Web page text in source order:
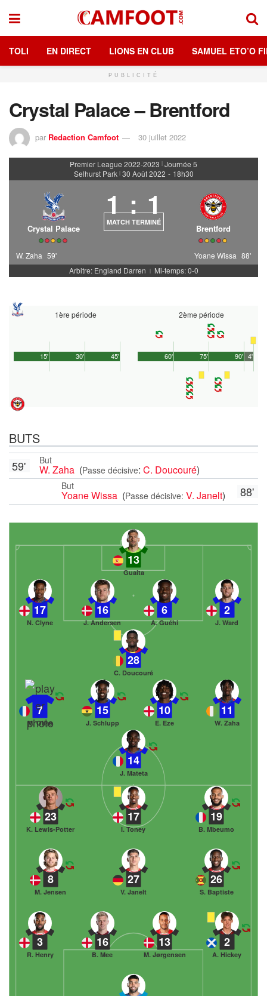
TOLI EN DIRECT LIONS EN CLUB SAMUEL ETO’O
PUBLICITÉ
Crystal Palace – Brentford
par Redaction Camfoot 30 juillet 2022
Premier League 2022-2023 | Journée 5
Selhurst Park | 30 Août 2022 - 18h30
Crystal Palace
1 : 1
MATCH TERMINÉ
Brentford
W. Zaha 59' Yoane Wissa 88'
Arbitre: England Darren
| Mi-temps: 0-0
1ère période
45'
15' 30'
2ème période
90'
60' 75' 4'
BUTS
But
W. Zaha (Passe décisive: C. Doucouré)
59'
88'
But
Yoane Wissa (Passe décisive: V. Janelt)
13
Guaita
2
J. Ward
6
A. Guéhi
16
J. Andersen
17
N. Clyne
28
C. Doucouré
11
W. Zaha
10
E. Eze
15
J. Schlupp
7
M. Olise
14
J. Mateta
3
R. Henry
16
B. Mee
13
M. Jørgensen
2
A. Hickey
8
M. Jensen
27
V. Janelt
26
S. Baptiste
23
K. Lewis-Potter
17
I. Toney
19
B. Mbeumo